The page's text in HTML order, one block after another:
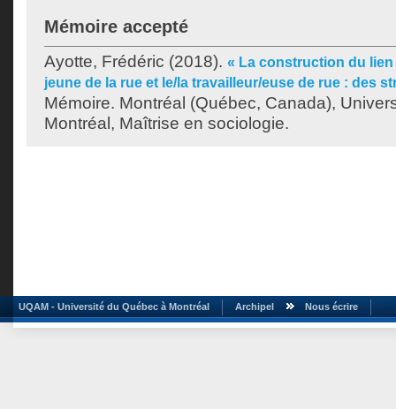
Mémoire accepté
Ayotte, Frédéric (2018). « La construction du
jeune de la rue et le/la travailleur/euse de rue : des
Mémoire. Montréal (Québec, Canada),
Montréal, Maîtrise en sociologie.
UQAM - Université du Québec à Montréal Archipel Nous écrire